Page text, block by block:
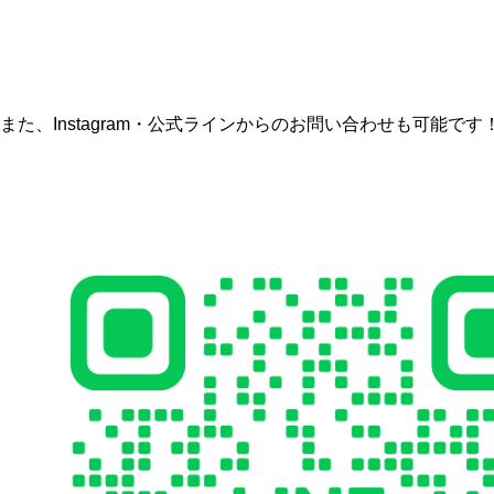
また、Instagram・公式ラインからのお問い合わせも可能です